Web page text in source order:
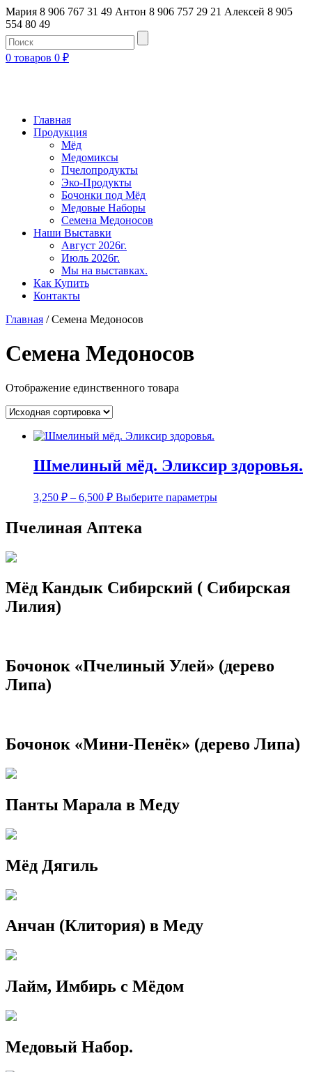
Мария 8 906 767 31 49 Антон 8 906 757 29 21 Алексей 8 905
554 80 49
0 товаров 0 ₽
Главная
Продукция
Мёд
Медомиксы
Пчелопродукты
Эко-Продукты
Бочонки под Мёд
Медовые Наборы
Семена Медоносов
Наши Выставки
Август 2026г.
Июль 2026г.
Мы на выставках.
Как Купить
Контакты
Главная / Семена Медоносов
Семена Медоносов
Отображение единственного товара
Шмелиный мёд. Эликсир здоровья.
3,250 ₽ – 6,500 ₽Диапазон
–
Выберите параметрыЭтот
выбрать
на
Пчелиная Аптека
Мёд Кандык Сибирский ( Сибирская
Лилия)
Бочонок «Пчелиный Улей» (дерево
Липа)
Бочонок «Мини-Пенёк» (дерево Липа)
Панты Марала в Меду
Мёд Дягиль
Анчан (Клитория) в Меду
Лайм, Имбирь с Мёдом
Медовый Набор.